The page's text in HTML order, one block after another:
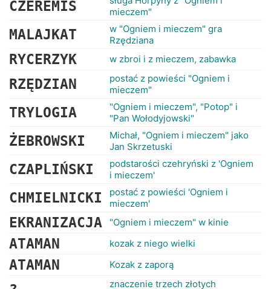
CZEREMIS
mieczem"
MALAJKAT
w "Ogniem i mieczem" gra
Rzędziana
RYCERZYK w zbroi i z mieczem, zabawka
RZĘDZIAN
postać z powieści "Ogniem i
mieczem"
TRYLOGIA
"Ogniem i mieczem", "Potop" i
"Pan Wołodyjowski"
ŻEBROWSKI
Michał, "Ogniem i mieczem" jako
Jan Skrzetuski
CZAPLIŃSKI
podstarości czehryński z 'Ogniem
i mieczem'
CHMIELNICKI
postać z powieści 'Ogniem i
mieczem'
EKRANIZACJA "Ogniem i mieczem" w kinie
ATAMAN kozak z niego wielki
ATAMAN Kozak z zaporą
znaczenie trzech złotych